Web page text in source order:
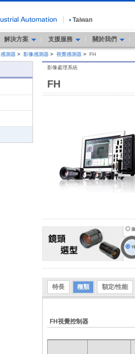
Taiwan
解決方案 支援服務 關於我們
感測器 > 影像感測器 > 視覺感測器 > FH
FH
影像處理系統
特長 種類 額定/性能
FH視覺控制器